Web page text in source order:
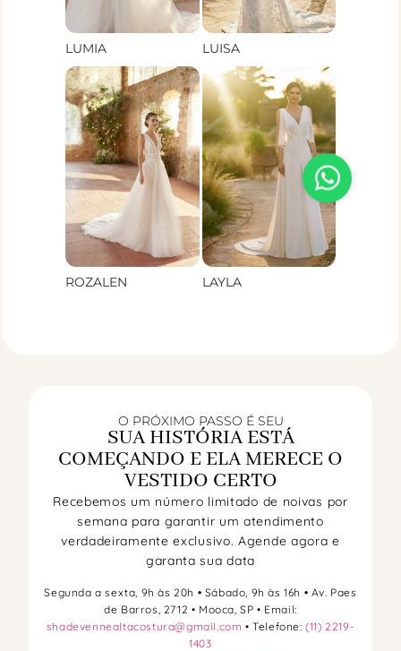
LUMIA LUISA
ROZALEN LAYLA
O PRÓXIMO PASSO É SEU
SUA HISTÓRIA ESTÁ
COMEÇANDO E ELA MERECE O
VESTIDO CERTO
Recebemos um número limitado de noivas por
semana para garantir um atendimento
verdadeiramente exclusivo. Agende agora e
garanta sua data
Segunda a sexta, 9h às 20h • Sábado, 9h às 16h • Av. Paes
de Barros, 2712 • Mooca, SP • Email:
shadevennealtacostura@gmail.com • Telefone:(11) 2219-
1403